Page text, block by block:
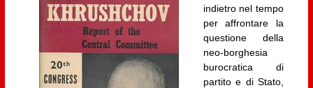
indietro nel tempo
per affrontare la
questione della
neo-borghesia
burocratica di
partito e di Stato,